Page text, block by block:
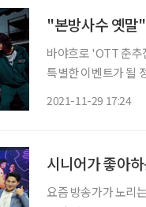
"본방사수 옛말
바야흐로 'OTT 춘추
특별한 이벤트가 될
2021-11-29 17:24
시니어가 좋아
요즘 방송가가 노리